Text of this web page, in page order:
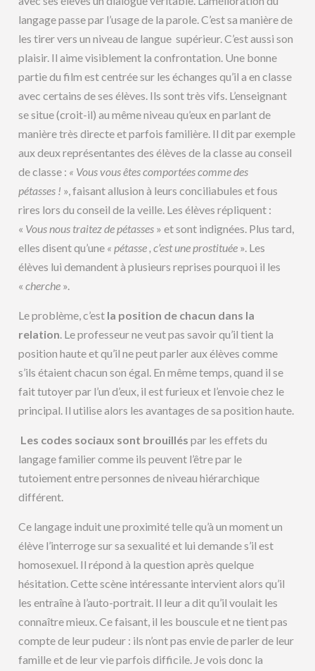
langage passe par l’usage de la parole. C’est sa manière de
les tirer vers un niveau de langue supérieur. C’est aussi son
plaisir. Il aime visiblement la confrontation. Une bonne
partie du film est centrée sur les échanges qu’il a en classe
avec certains de ses élèves. Ils sont très vifs. L’enseignant
se situe (croit-il) au même niveau qu’eux en parlant de
manière très directe et parfois familière. Il dit par exemple
aux deux représentantes des élèves de la classe au conseil
de classe : « Vous vous êtes comportées comme des
pétasses ! », faisant allusion à leurs conciliabules et fous
rires lors du conseil de la veille. Les élèves répliquent :
« Vous nous traitez de pétasses » et sont indignées. Plus tard,
elles disent qu’une « pétasse , c’est une prostituée ». Les
élèves lui demandent à plusieurs reprises pourquoi il les
«cherche ».
Le problème, c’est la position de chacun dans la
relation. Le professeur ne veut pas savoir qu’il tient la
position haute et qu’il ne peut parler aux élèves comme
s’ils étaient chacun son égal. En même temps, quand il se
fait tutoyer par l’un d’eux, il est furieux et l’envoie chez le
principal. Il utilise alors les avantages de sa position haute.
Les codes sociaux sont brouillés par les effets du
langage familier comme ils peuvent l’être par le
tutoiement entre personnes de niveau hiérarchique
différent.
Ce langage induit une proximité telle qu’à un moment un
élève l’interroge sur sa sexualité et lui demande s’il est
homosexuel. Il répond à la question après quelque
hésitation. Cette scène intéressante intervient alors qu’il
les entraîne à l’auto-portrait. Il leur a dit qu’il voulait les
connaître mieux. Ce faisant, il les bouscule et ne tient pas
compte de leur pudeur : ils n’ont pas envie de parler de leur
famille et de leur vie parfois difficile. Je vois donc la